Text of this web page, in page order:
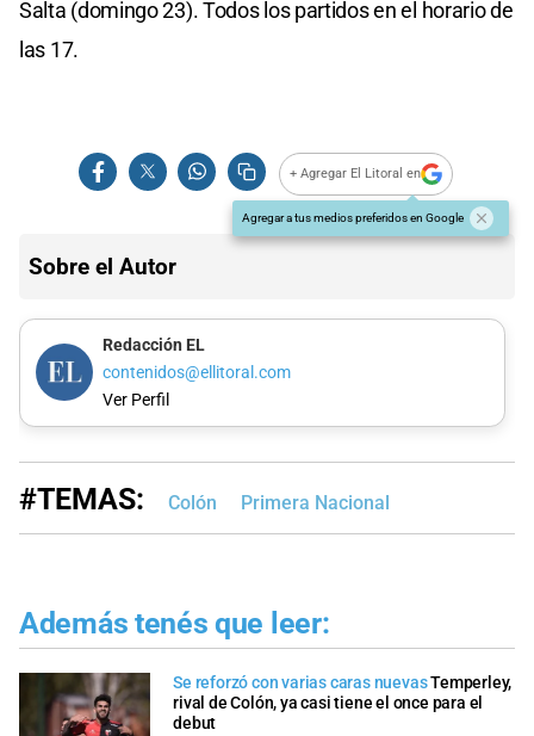
Salta (domingo 23). Todos los partidos en el horario de
las 17.
+ Agregar El Litoral en
Agregar a tus medios preferidos en Google
Sobre el Autor
Redacción EL
contenidos@ellitoral.com
Ver Perfil
#TEMAS: Colón Primera Nacional
Además tenés que leer:
Se reforzó con varias caras nuevasTemperley,
rival de Colón, ya casi tiene el once para el
debut